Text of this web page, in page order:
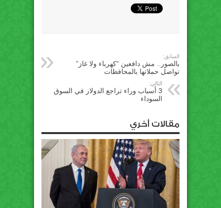
السابق:
بالصور.. مش دافعين “كهرباء ولا غاز”
تواصل حملاتها بالمحافظات
التالي:
3 أسباب وراء تراجع الدولار في السوق
السوداء
مقالات أخري